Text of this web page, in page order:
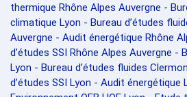
thermique Rhône Alpes Auvergne -
climatique Lyon - Bureau d’études
Auvergne - Audit énergétique Rhône
d’études SSI Rhône Alpes Auvergne -
Lyon - Bureau d’études fluides
d’études SSI Lyon - Audit énergétique